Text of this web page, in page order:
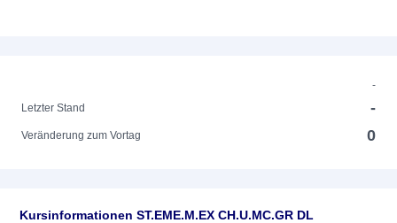
-
Letzter Stand
-
Veränderung zum Vortag 0
Kursinformationen ST.EME.M.EX CH.U.MC.GR DL